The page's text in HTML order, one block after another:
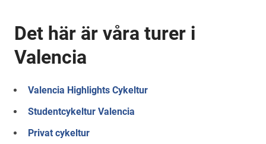
Det här är våra turer i
Valencia
Valencia Highlights Cykeltur
Studentcykeltur Valencia
Privat cykeltur